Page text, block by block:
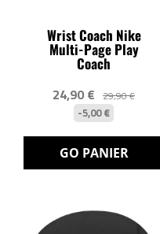
Wrist Coach Nike
Multi-Page Play
Coach
24,90 € 29,90 €
-5,00 €
GO PANIER